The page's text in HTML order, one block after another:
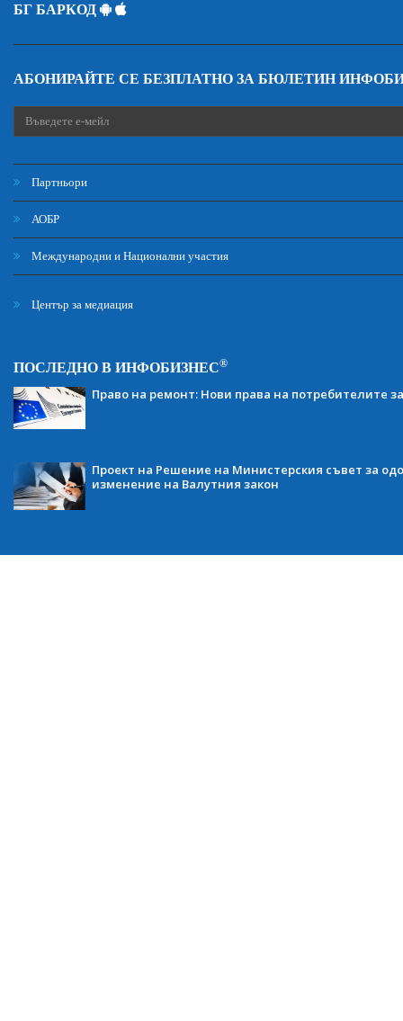
БГ БАРКОД
АБОНИРАЙТЕ СЕ БЕЗПЛАТНО ЗА БЮЛЕТИН
Партньори
АОБР
Международни и Национални участия
Център за медиация
ПОСЛЕДНО В ИНФОБИЗНЕС®
Право на ремонт: Нови права на потребителите
Проект на Решение на Министерския съвет за
изменение на Валутния закон